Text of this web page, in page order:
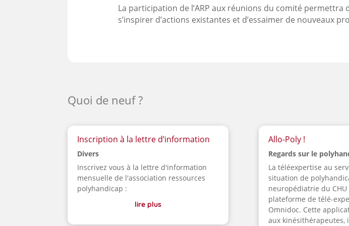
La participation de l’ARP aux réunions du comité
s’inspirer d’actions existantes et d’essaimer de nouveaux
Quoi de neuf ?
Inscription à la lettre d’information
Divers
Inscrivez vous à la lettre d'information
mensuelle de l'association ressources
polyhandicap :
lire plus
Allo-Poly !
Regards sur le
La téléexpertise au
situation de
neuropédiatrie du
plateforme de télé-
Omnidoc. Cette
aux kinésithérapeutes,